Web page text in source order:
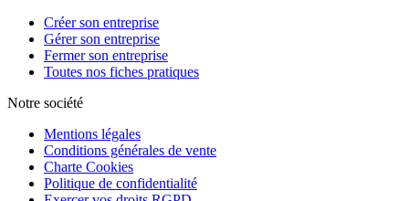
Créer son entreprise
Gérer son entreprise
Fermer son entreprise
Toutes nos fiches pratiques
Notre société
Mentions légales
Conditions générales de vente
Charte Cookies
Politique de confidentialité